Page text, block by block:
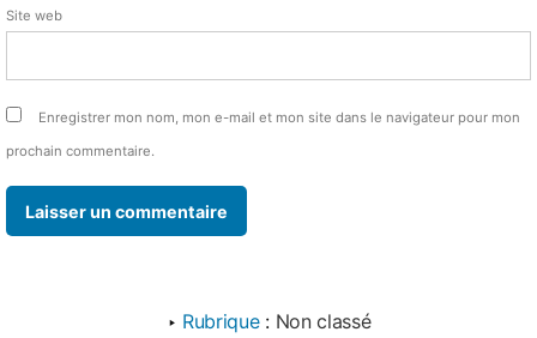
Site web
Enregistrer mon nom, mon e-mail et mon site dans le navigateur pour mon
prochain commentaire.
‣ Rubrique : Non classé